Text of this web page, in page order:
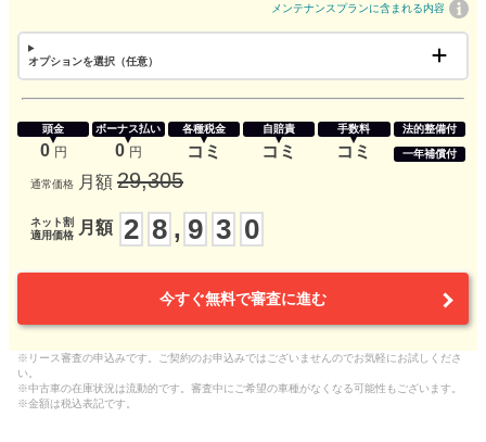
メンテナンスプランに含まれる内容
オプションを選択（任意）
頭金
0 円
ボーナス払い
0 円
各種税金
コミ
自賠責
コミ
手数料
コミ
法的整備付
一年補償付
通常価格 月額 29,305
ネット割
適用価格
月額 2 8 , 9 3 0
今すぐ無料で審査に進む
※リース審査の申込みです。ご契約のお申込みではございませんのでお気軽にお試しくださ
い。
※中古車の在庫状況は流動的です。審査中にご希望の車種がなくなる可能性もございます。
※金額は税込表記です。